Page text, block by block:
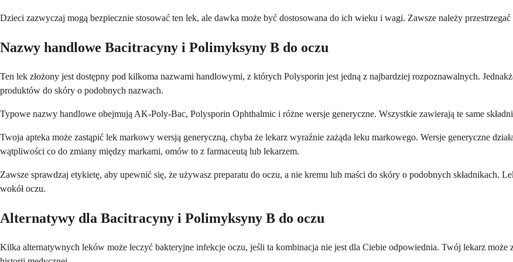
Dzieci zazwyczaj mogą bezpiecznie stosować ten lek, ale dawka może być dostosowana do ich wieku i wagi. Zawsze należy
Nazwy handlowe Bacitracyny i Polimyksyny B do oczu
Ten lek złożony jest dostępny pod kilkoma nazwami handlowymi, z których Polysporin jest jedną z najbardziej rozpoznawalnych.
produktów do skóry o podobnych nazwach.
Typowe nazwy handlowe obejmują AK-Poly-Bac, Polysporin Ophthalmic i różne wersje generyczne. Wszystkie zawierają te same
Twoja apteka może zastąpić lek markowy wersją generyczną, chyba że lekarz wyraźnie zażąda leku markowego. Wersje generyczne
wątpliwości co do zmiany między markami, omów to z farmaceutą lub lekarzem.
Zawsze sprawdzaj etykietę, aby upewnić się, że używasz preparatu do oczu, a nie kremu lub maści do skóry o podobnych składnikach.
wokół oczu.
Alternatywy dla Bacitracyny i Polimyksyny B do oczu
Kilka alternatywnych leków może leczyć bakteryjne infekcje oczu, jeśli ta kombinacja nie jest dla Ciebie odpowiednia. Twój lekarz